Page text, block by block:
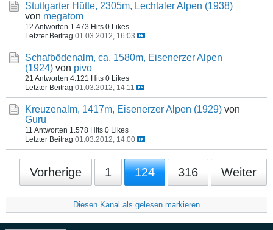
Stuttgarter Hütte, 2305m, Lechtaler Alpen (1938)
von megatom
12 Antworten 1.473 Hits 0 Likes
Letzter Beitrag 01.03.2012, 16:03
Schafbödenalm, ca. 1580m, Eisenerzer Alpen
(1924) von pivo
21 Antworten 4.121 Hits 0 Likes
Letzter Beitrag 01.03.2012, 14:11
Kreuzenalm, 1417m, Eisenerzer Alpen (1929) von
Guru
11 Antworten 1.578 Hits 0 Likes
Letzter Beitrag 01.03.2012, 14:00
Vorherige 1 124 316 Weiter
Diesen Kanal als gelesen markieren